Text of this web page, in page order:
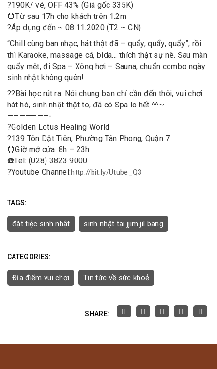
?190K/ vé, OFF 43% (Giá gốc 335K)
⏰Từ sau 17h cho khách trên 1.2m
?Áp dụng đến ~ 08.11.2020 (T2 ~ CN)
“Chill cùng ban nhạc, hát thật đã – quẩy, quẩy, quẩy”, rồi
thì Karaoke, massage cá, bida… thích thật sự nè. Sau màn
quẩy mệt, đi Spa – Xông hơi – Sauna, chuẩn combo ngày
sinh nhật không quên!
??Bài học rút ra: Nói chung bạn chỉ cần đến thôi, vui chơi
hát hò, sinh nhật thật to, đã có Spa lo hết ^^~
———————-
?Golden Lotus Healing World
?139 Tôn Dật Tiên, Phường Tân Phong, Quận 7
⏰Giờ mở cửa: 8h – 23h
☎️Tel: (028) 3823 9000
?Youtube Channel:http://bit.ly/Utube_Q3
TAGS:
đặt tiệc sinh nhật sinh nhật tại jjim jil bang
CATEGORIES:
Địa điểm vui chơi Tin tức về sức khoẻ
SHARE: